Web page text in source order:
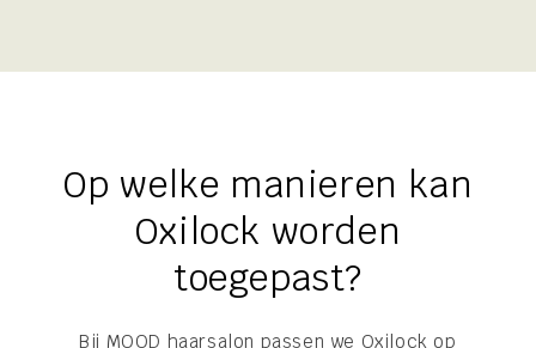
Op welke manieren kan
Oxilock worden
toegepast?
Bij MOOD haarsalon passen we Oxilock op